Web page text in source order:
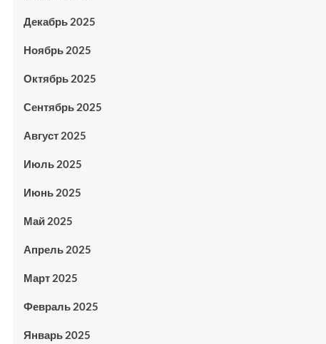
Декабрь 2025
Ноябрь 2025
Октябрь 2025
Сентябрь 2025
Август 2025
Июль 2025
Июнь 2025
Май 2025
Апрель 2025
Март 2025
Февраль 2025
Январь 2025